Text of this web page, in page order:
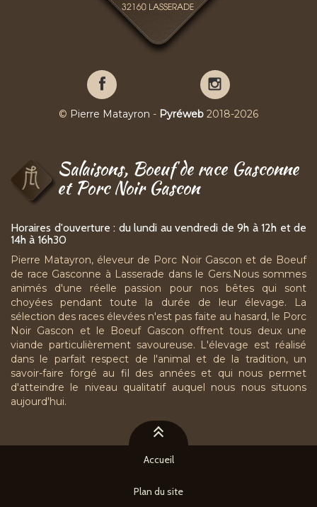
Pierre
sur
Pierre
sur
© Pierre Matayron - Pyréweb2018-2026
Salaisons, Boeuf de race Gasconne
et Porc Noir Gascon
Horaires d'ouverture : du lundi au vendredi de 9h à 12h et de
14h à 16h30
Pierre Matayron, éleveur de Porc Noir Gascon et de Boeuf
de race Gasconne à Lasserade dans le Gers.Nous sommes
animés d'une réelle passion pour nos bêtes qui sont
choyées pendant toute la durée de leur élevage. La
sélection des races élevées n'est pas faite au hasard, le Porc
Noir Gascon et le Boeuf Gascon offrent tous deux une
viande particulièrement savoureuse. L'élevage est réalisé
dans le parfait respect de l'animal et de la tradition, un
savoir-faire forgé au fil des années et qui nous permet
d'atteindre le niveau qualitatif auquel nous nous situons
aujourd'hui.
Accueil
Plan du site